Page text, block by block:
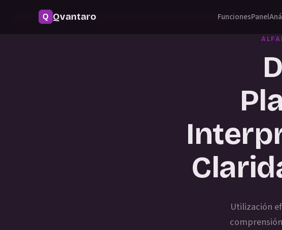
Qvantaro FuncionesPanel
Utilización